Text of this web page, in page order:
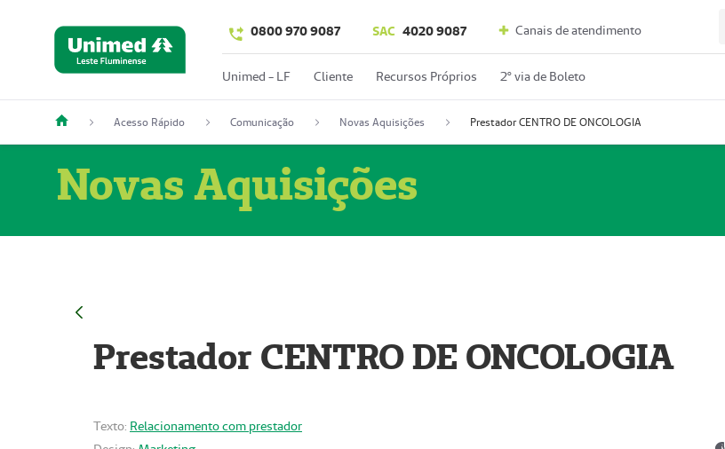
0800 970 9087 SAC 4020 9087 Canais de atendimento
Unimed - LF Cliente Recursos Próprios 2º via de Boleto
Acesso Rápido Comunicação Novas Aquisições Prestador CENTRO DE ONCOLOGIA
Novas Aquisições
Prestador CENTRO DE ONCOLOGIA
Texto: Relacionamento com prestador